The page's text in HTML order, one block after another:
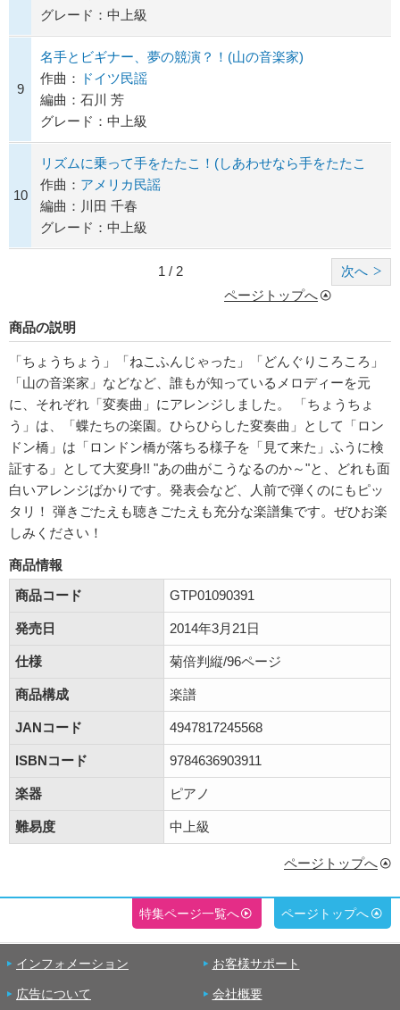
グレード：中上級
9
名手とビギナー、夢の競演？！(山の音楽家)
作曲：
ドイツ民謡
編曲：石川 芳
グレード：中上級
10
リズムに乗って手をたたこ！(しあわせなら手をたたこ
作曲： アメリカ民謡
編曲：川田 千春
グレード：中上級
次へ
1 / 2
ページトップへ
商品の説明
「ちょうちょう」「ねこふんじゃった」「どんぐりころころ」
「山の音楽家」などなど、誰もが知っているメロディーを元
に、それぞれ「変奏曲」にアレンジしました。 「ちょうちょ
う」は、「蝶たちの楽園。ひらひらした変奏曲」として「ロン
ドン橋」は「ロンドン橋が落ちる様子を「見て来た」ふうに検
証する」として大変身!! "あの曲がこうなるのか～"と、どれも面
白いアレンジばかりです。発表会など、人前で弾くのにもピッ
タリ！ 弾きごたえも聴きごたえも充分な楽譜集です。ぜひお楽
しみください！
商品情報
商品コード
GTP01090391
発売日 2014年3月21日
仕様 菊倍判縦/96ページ
商品構成 楽譜
JANコード 4947817245568
ISBNコード 9784636903911
楽器 ピアノ
難易度 中上級
ページトップへ
特集ページ一覧へ ページトップへ
インフォメーション お客様サポート
広告について 会社概要